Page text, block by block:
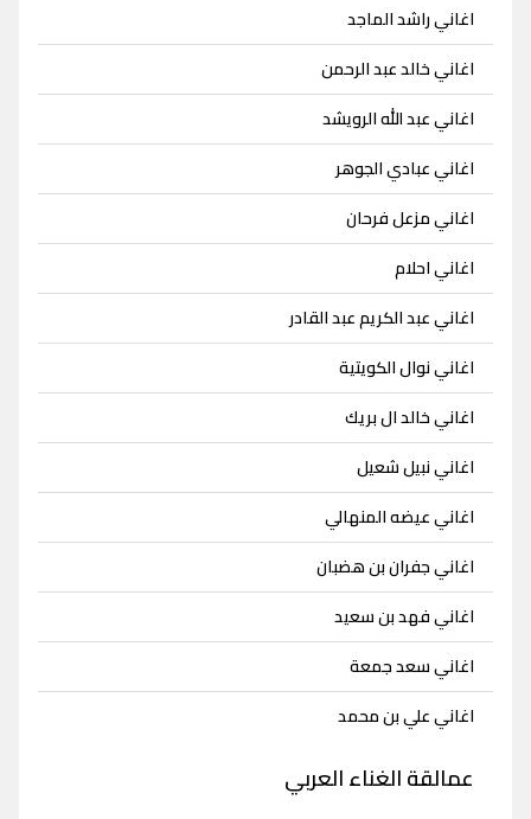
اغاني راشد الماجد
اغاني خالد عبد الرحمن
اغاني عبد الله الرويشد
اغاني عبادي الجوهر
اغاني مزعل فرحان
اغاني احلام
اغاني عبد الكريم عبد القادر
اغاني نوال الكويتية
اغاني خالد ال بريك
اغاني نبيل شعيل
اغاني عيضه المنهالي
اغاني جفران بن هضبان
اغاني فهد بن سعيد
اغاني سعد جمعة
اغاني علي بن محمد
عمالقة الغناء العربي